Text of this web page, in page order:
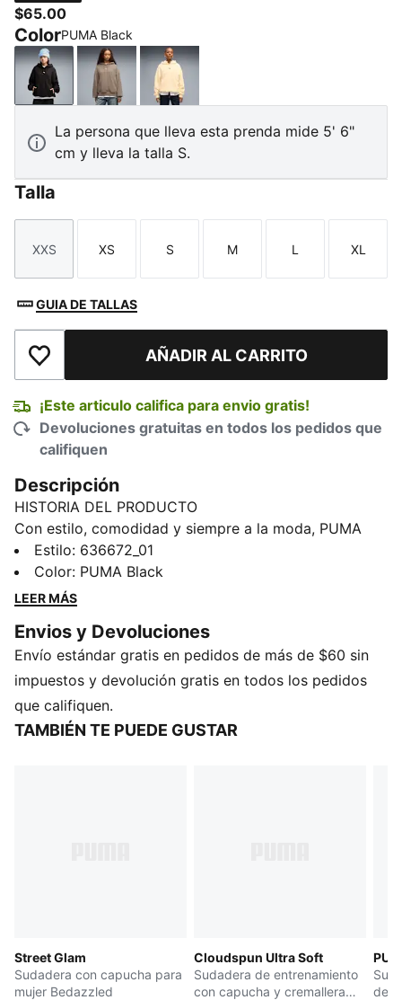
$65.00
ColorPUMA Black
PUMA BlackMouse GrayButtercream
La persona que lleva esta prenda mide 5' 6"
cm y lleva la talla S.
Talla
Talla
XXS
Talla
XS
Talla
S
Talla
M
Talla
L
Talla
XL
GUIA DE TALLAS
Añadir a la lista de deseosAÑADIR AL CARRITO
¡Este articulo califica para envio gratis!
Devoluciones gratuitas en todos los pedidos que
califiquen
Descripción
HISTORIA DEL PRODUCTO
Con estilo, comodidad y siempre a la moda, PUMA
Essentials es la colección de descanso perfecta para
tus días de relax. Esta sudadera oversized de tejido
de rizo francés está diseñada para los días en que la
CARACTERÍSTICAS Y BENEFICIOS
Producto fabricado con al menos un 20 % de algodón
reciclado
DETALLES
Producto diseñado para: Lifestyle by PUMA
Estilo: 636672_01
Color: PUMA Black
LEER MÁS
Envios y Devoluciones
Envío estándar gratis en pedidos de más de $60 sin
impuestos y devolución gratis en todos los pedidos
que califiquen.
TAMBIÉN TE PUEDE GUSTAR
Street Glam
Sudadera con capucha para
mujer Bedazzled
Cloudspun Ultra Soft
Sudadera de entrenamiento
con capucha y cremallera
de